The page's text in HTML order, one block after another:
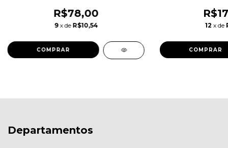
R$78,00
9 x de R$10,54 12 x de
Departamentos